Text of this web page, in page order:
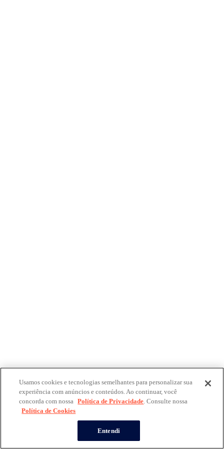
Usamos cookies e tecnologias semelhantes para personalizar sua
experiência com anúncios e conteúdos. Ao continuar, você
concorda com nossa Política de Privacidade. Consulte nossa
Política de Cookies
Entendi